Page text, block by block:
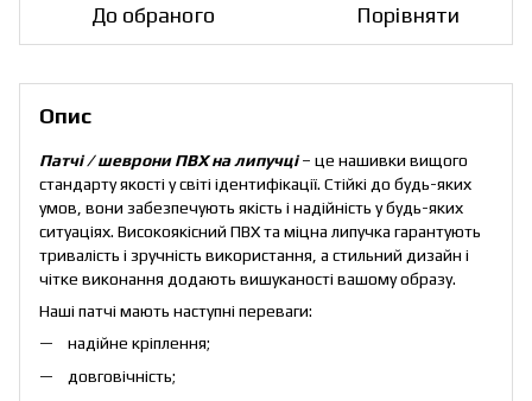
До обраного Порівняти
Опис
Патчі / шеврони ПВХ на липучці– це нашивки вищого
стандарту якості у світі ідентифікації. Стійкі до будь-яких
умов, вони забезпечують якість і надійність у будь-яких
ситуаціях. Високоякісний ПВХ та міцна липучка гарантують
тривалість і зручність використання, а стильний дизайн і
чітке виконання додають вишуканості вашому образу.
Наші патчі мають наступні переваги:
надійне кріплення;
довговічність;